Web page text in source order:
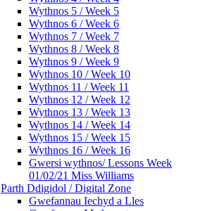
Wythnos 5 / Week 5
Wythnos 6 / Week 6
Wythnos 7 / Week 7
Wythnos 8 / Week 8
Wythnos 9 / Week 9
Wythnos 10 / Week 10
Wythnos 11 / Week 11
Wythnos 12 / Week 12
Wythnos 13 / Week 13
Wythnos 14 / Week 14
Wythnos 15 / Week 15
Wythnos 16 / Week 16
Gwersi wythnos/ Lessons Week
01/02/21 Miss Williams
Parth Ddigidol / Digital Zone
Gwefannau Iechyd a Lles